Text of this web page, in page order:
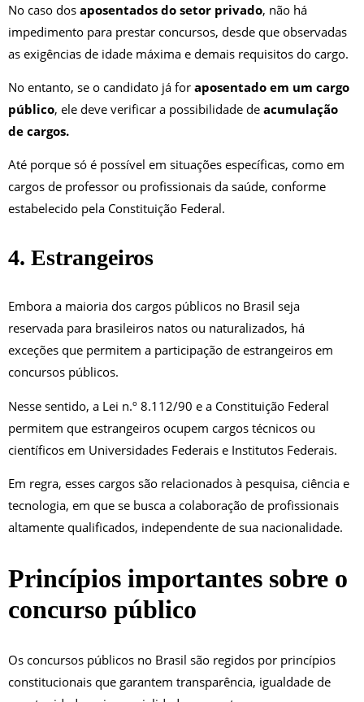
No caso dos aposentados do setor privado, não há
impedimento para prestar concursos, desde que observadas
as exigências de idade máxima e demais requisitos do cargo.
No entanto, se o candidato já for aposentado em um cargo
público, ele deve verificar a possibilidade de acumulação
de cargos.
Até porque só é possível em situações específicas, como em
cargos de professor ou profissionais da saúde, conforme
estabelecido pela Constituição Federal.
4. Estrangeiros
Embora a maioria dos cargos públicos no Brasil seja
reservada para brasileiros natos ou naturalizados, há
exceções que permitem a participação de estrangeiros em
concursos públicos.
Nesse sentido, a Lei n.º 8.112/90 e a Constituição Federal
permitem que estrangeiros ocupem cargos técnicos ou
científicos em Universidades Federais e Institutos Federais.
Em regra, esses cargos são relacionados à pesquisa, ciência e
tecnologia, em que se busca a colaboração de profissionais
altamente qualificados, independente de sua nacionalidade.
Princípios importantes sobre o
concurso público
Os concursos públicos no Brasil são regidos por princípios
constitucionais que garantem transparência, igualdade de